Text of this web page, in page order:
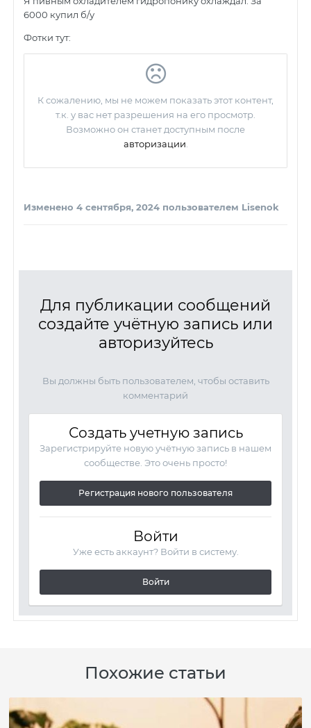
6000 купил б/у
Фотки тут:
Изменено 4 сентября, 2024 пользователем Lisenok
Для публикации сообщений
создайте учётную запись или
авторизуйтесь
Вы должны быть пользователем, чтобы оставить
комментарий
Создать учетную запись
Зарегистрируйте новую учётную запись в нашем
сообществе. Это очень просто!
Регистрация нового пользователя
Войти
Уже есть аккаунт? Войти в систему.
Войти
Похожие статьи